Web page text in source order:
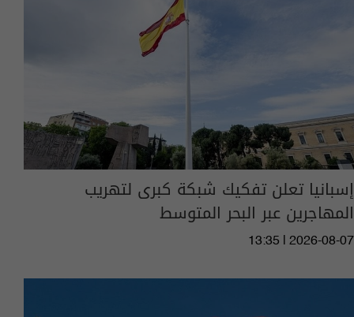
إسبانيا تعلن تفكيك شبكة كبرى لتهريب
المهاجرين عبر البحر المتوسط
13:35 | 2026-08-07